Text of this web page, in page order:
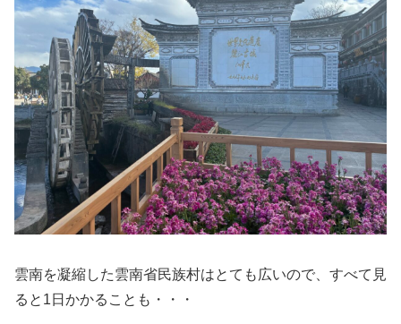
雲南を凝縮した雲南省民族村はとても広いので、すべて見
ると1日かかることも・・・